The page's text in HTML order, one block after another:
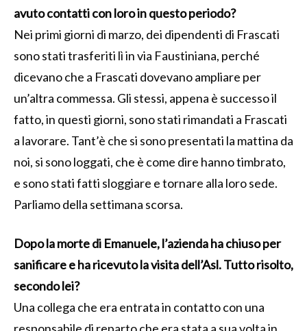
avuto contatti con loro in questo periodo?
Nei primi giorni di marzo, dei dipendenti di Frascati
sono stati trasferiti lì in via Faustiniana, perché
dicevano che a Frascati dovevano ampliare per
un’altra commessa. Gli stessi, appena è successo il
fatto, in questi giorni, sono stati rimandati a Frascati
a lavorare. Tant’è che si sono presentati la mattina da
noi, si sono loggati, che è come dire hanno timbrato,
e sono stati fatti sloggiare e tornare alla loro sede.
Parliamo della settimana scorsa.
Dopo la morte di Emanuele, l’azienda ha chiuso per
sanificare e ha ricevuto la visita dell’Asl. Tutto risolto,
secondo lei?
Una collega che era entrata in contatto con una